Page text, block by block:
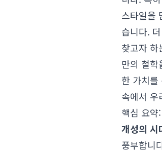
스타일을
습니다.
찾고자 하
만의 철학
한 가치를
속에서 우
핵심 요약
개성의 시
풍부합니